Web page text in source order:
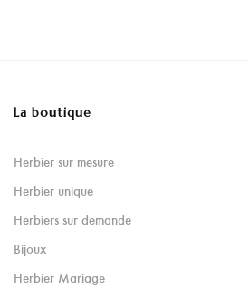
La boutique
Herbier sur mesure
Herbier unique
Herbiers sur demande
Bijoux
Herbier Mariage